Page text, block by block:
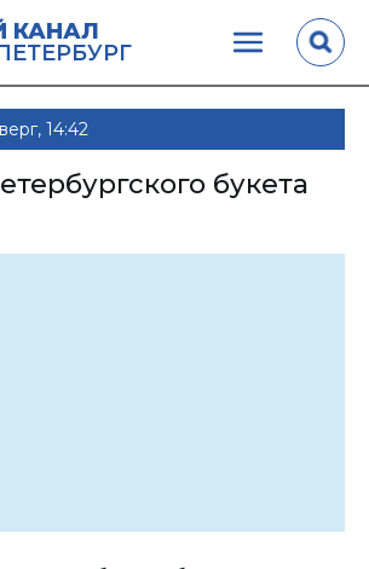
КАНАЛ
14:42
букета